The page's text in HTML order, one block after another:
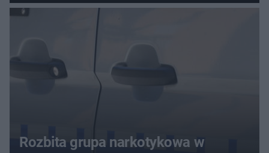
Rozbita grupa narkotykowa w